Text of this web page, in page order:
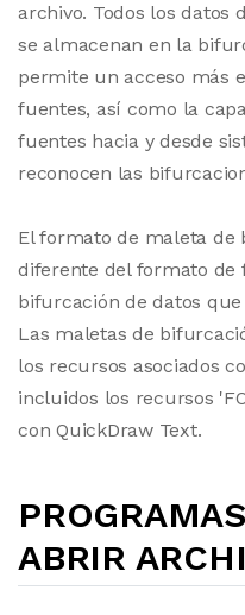
archivo. Todos los datos
se almacenan en la
permite un acceso más
fuentes, así como la
fuentes hacia y desde
reconocen las
El formato de maleta de
diferente del formato de
bifurcación de datos
Las maletas de
los recursos asociados
incluidos los recursos
con QuickDraw Text.
ABRIR